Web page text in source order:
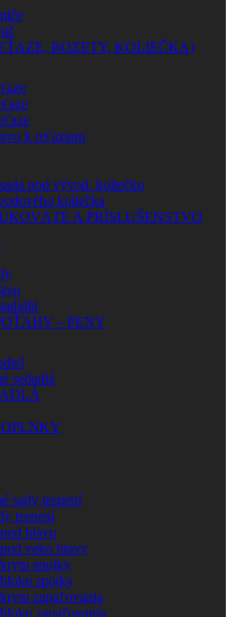
ROZETY, KOLIEČKA)
k reťaziam
pod vývod. koliečko
koliečka
A PRÍSLUŠENSTVO
– PENY
sedadlá
sady tesnení
tesnení
hlavu
veko hlavy
spojky
spojky
zapaľovania
zapaľovania